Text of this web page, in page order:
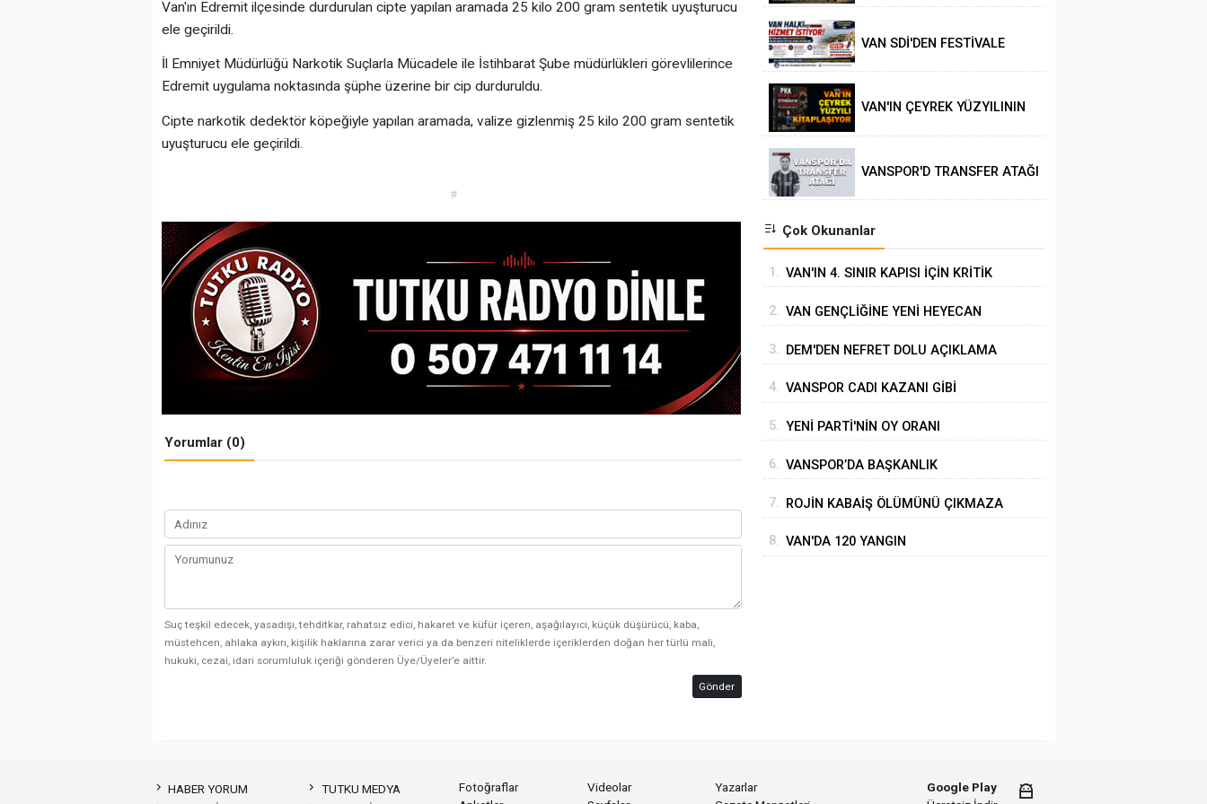
Van'ın Edremit ilçesinde durdurulan cipte yapılan aramada 25 kilo 200 gram sentetik uyuşturucu
ele geçirildi.
İl Emniyet Müdürlüğü Narkotik Suçlarla Mücadele ile İstihbarat Şube müdürlükleri görevlilerince
Edremit uygulama noktasında şüphe üzerine bir cip durduruldu.
Cipte narkotik dedektör köpeğiyle yapılan aramada, valize gizlenmiş 25 kilo 200 gram sentetik
uyuşturucu ele geçirildi.
#
Yorumlar (0)
Suç teşkil edecek, yasadışı, tehditkar, rahatsız edici, hakaret ve küfür içeren, aşağılayıcı, küçük düşürücü, kaba,
müstehcen, ahlaka aykırı, kişilik haklarına zarar verici ya da benzeri niteliklerde içeriklerden doğan her türlü mali,
hukuki, cezai, idari sorumluluk içeriği gönderen Üye/Üyeler’e aittir.
Gönder
VAN SDİ'DEN FESTİVALE
VAN'IN ÇEYREK YÜZYILININ
VANSPOR'D TRANSFER ATAĞI
Çok Okunanlar
1. VAN'IN 4. SINIR KAPISI İÇİN KRİTİK
2. VAN GENÇLİĞİNE YENİ HEYECAN
3. DEM'DEN NEFRET DOLU AÇIKLAMA
4. VANSPOR CADI KAZANI GİBİ
5. YENİ PARTİ'NİN OY ORANI
6. VANSPOR’DA BAŞKANLIK
7. ROJİN KABAİŞ ÖLÜMÜNÜ ÇIKMAZA
8. VAN'DA 120 YANGIN
HABER YORUM
TUTKU MEDYA
Fotoğraflar Videolar
Yazarlar
Google Play